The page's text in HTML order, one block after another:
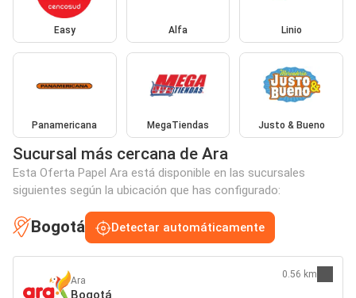
Easy Alfa Linio
Panamericana MegaTiendas Justo & Bueno
Sucursal más cercana de Ara
Esta Oferta Papel Ara está disponible en las sucursales
siguientes según la ubicación que has configurado:
Bogotá Detectar automáticamente
Ara
Bogotá
0.56 km